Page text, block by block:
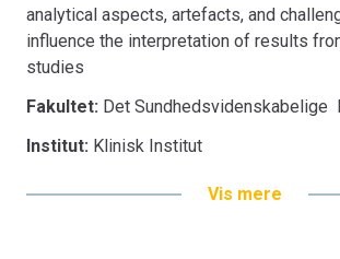
analytical aspects, artefacts, and
influence the interpretation of results
studies
Fakultet: Det Sundhedsvidenskabelige
Institut: Klinisk Institut
Vis mere